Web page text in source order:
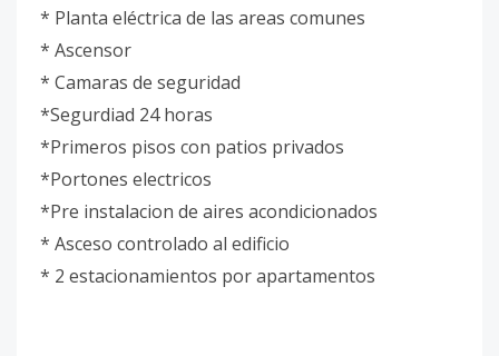
* Planta eléctrica de las areas comunes
* Ascensor
* Camaras de seguridad
*Segurdiad 24 horas
*Primeros pisos con patios privados
*Portones electricos
*Pre instalacion de aires acondicionados
* Asceso controlado al edificio
* 2 estacionamientos por apartamentos